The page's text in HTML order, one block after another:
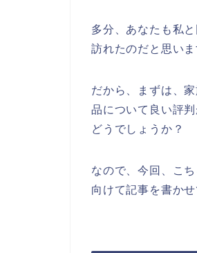
多分、あなたも私
訪れたのだと思いま
だから、まずは、
品について良い評
どうでしょうか？
なので、今回、こ
向けて記事を書か